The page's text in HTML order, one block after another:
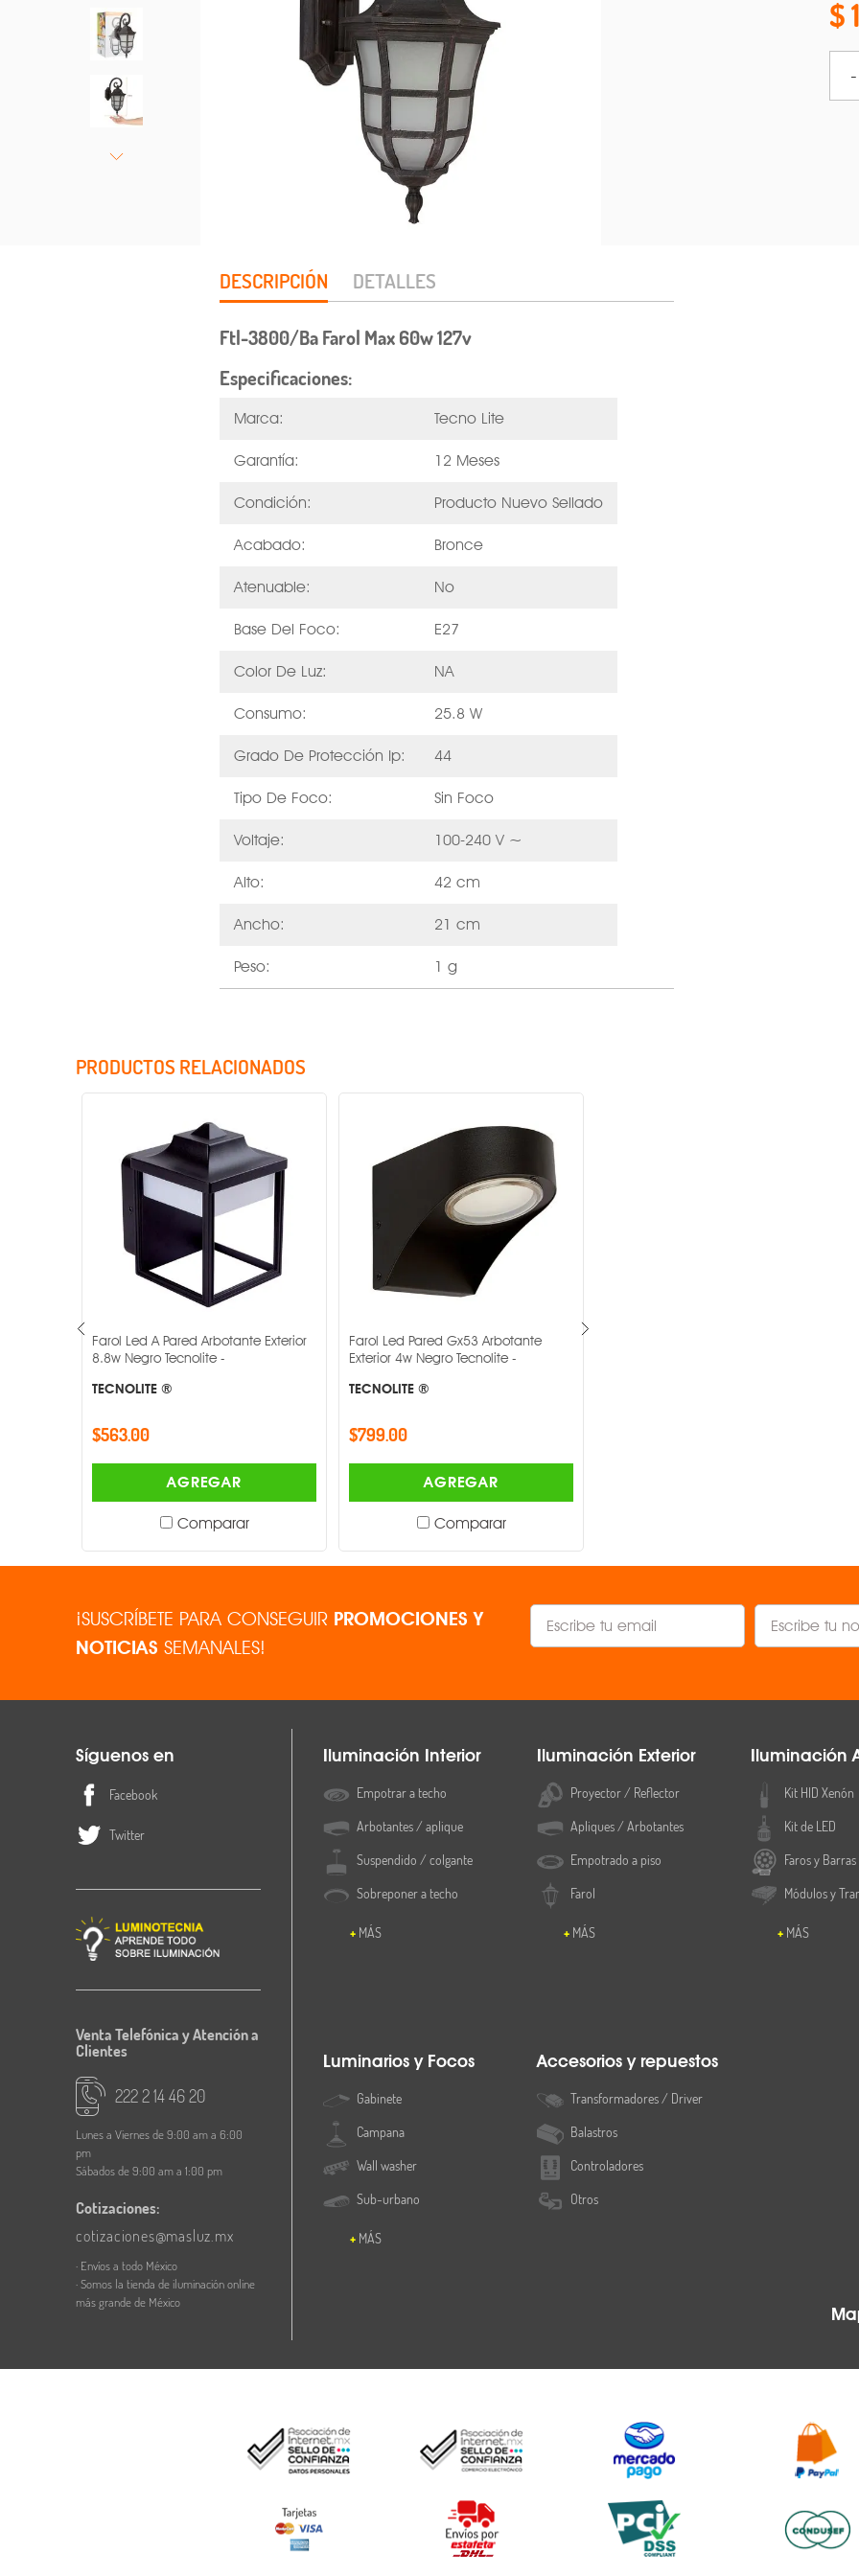
-
DESCRIPCIÓN DETALLES
Ftl-3800/Ba Farol Max 60w 127v
Especificaciones:
Marca: Tecno Lite
Garantía: 12 Meses
Condición: Producto Nuevo Sellado
Acabado: Bronce
Atenuable: No
Base Del Foco: E27
Color De Luz: NA
Consumo: 25.8 W
Grado De Protección Ip: 44
Tipo De Foco: Sin Foco
Voltaje: 100-240 V ~
Alto: 42 cm
Ancho: 21 cm
Peso: 1 g
Voltaje
Atenuable
Acabado
Base
PRODUCTOS RELACIONADOS
Farol Led A Pared Arbotante Exterior
8.8w Negro Tecnolite -
TECNOLITE ®
$563.00
AGREGAR
Comparar
Farol Led Pared Gx53 Arbotante
Exterior 4w Negro Tecnolite -
TECNOLITE ®
$799.00
AGREGAR
Comparar
¡SUSCRÍBETE PARA CONSEGUIR PROMOCIONES Y
NOTICIAS SEMANALES!
Síguenos en
Facebook
Twitter
Venta Telefónica y Atención a
Clientes
222 2 14 46 20
Lunes a Viernes de 9:00 am a 6:00
pm
Sábados de 9:00 am a 1:00 pm
Cotizaciones:
cotizaciones@masluz.mx
· Envíos a todo México
· Somos la tienda de iluminación online
más grande de México
Iluminación Interior
Empotrar a techo
Arbotantes / aplique
Suspendido / colgante
Sobreponer a techo
MÁS
Iluminación Exterior
Proyector / Reflector
Apliques / Arbotantes
Empotrado a piso
Farol
MÁS
Iluminación
Kit HID Xenón
Kit de LED
Faros y Barras
Módulos y
MÁS
Luminarios y Focos
Gabinete
Campana
Wall washer
Sub-urbano
MÁS
Accesorios y repuestos
Transformadores / Driver
Balastros
Controladores
Otros